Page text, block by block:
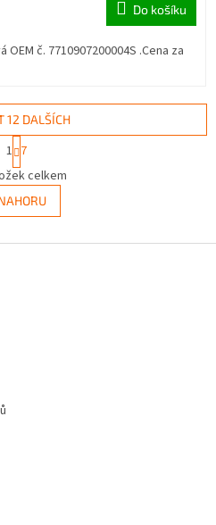
Do košíku
č. 7710907200004S .Cena za
O
v
l
á
12 DALŠÍCH
S
t
r
á
n
k
v
1 7
celkem